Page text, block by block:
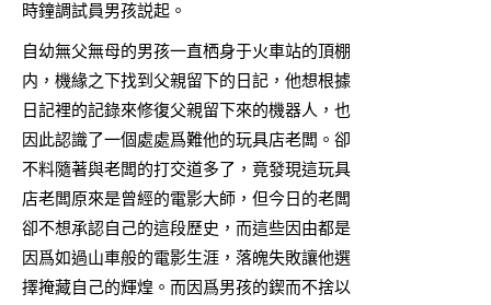
時鐘調試員男孩説起。
自幼無父無母的男孩一直栖身于火車站的頂棚
内，機緣之下找到父親留下的日記，他想根據
日記裡的記錄來修復父親留下來的機器人，也
因此認識了一個處處爲難他的玩具店老闆。卻
不料隨著與老闆的打交道多了，竟發現這玩具
店老闆原來是曾經的電影大師，但今日的老闆
卻不想承認自己的這段歷史，而這些因由都是
因爲如過山車般的電影生涯，落魄失敗讓他選
擇掩藏自己的輝煌。而因爲男孩的鍥而不捨以